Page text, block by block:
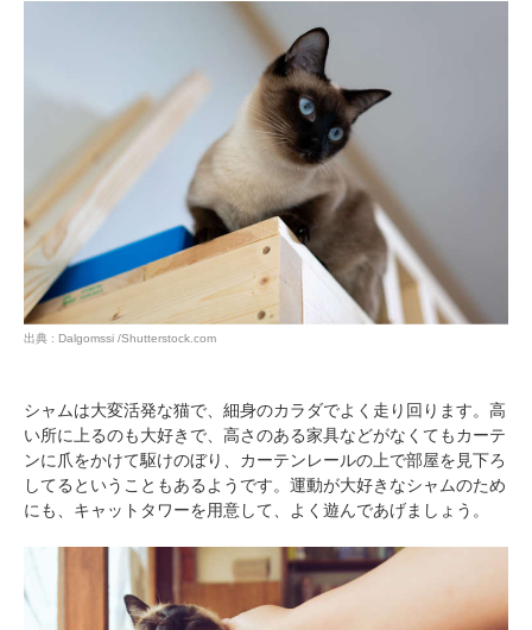
出典 : Dalgomssi /Shutterstock.com
シャムは大変活発な猫で、細身のカラダでよく走り回ります。高
い所に上るのも大好きで、高さのある家具などがなくてもカーテ
ンに爪をかけて駆けのぼり、カーテンレールの上で部屋を見下ろ
してるということもあるようです。運動が大好きなシャムのため
にも、キャットタワーを用意して、よく遊んであげましょう。